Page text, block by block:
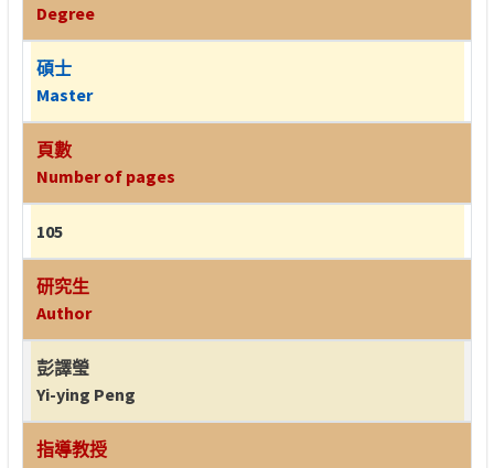
Degree
碩士
Master
頁數
Number of pages
105
研究生
Author
彭譯瑩
Yi-ying Peng
指導教授